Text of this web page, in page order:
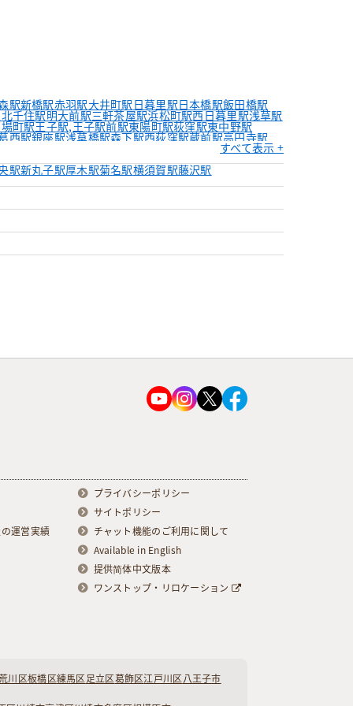
駅新橋駅赤羽駅大井町駅 日暮里駅日本橋駅飯田橋駅
北千住駅明大前駅三軒茶屋駅浜松町駅西日暮里駅浅草駅
町駅王子駅,王子駅前駅東陽町駅荻窪駅東中野駅
西駅銀座駅浅草橋駅森下駅西荻窪駅蔵前駅高円寺駅
神楽坂駅六本木駅
すべて表示 +
駅新丸子駅厚木駅菊名駅横須賀駅藤沢駅
運営実績
プライバシーポリシー
サイトポリシー
チャット機能のご利用に関して
Available in English
提供简体中文版本
ワンストップ・リロケーション
川区板橋区練馬区足立区葛飾区江戸川区八王子市